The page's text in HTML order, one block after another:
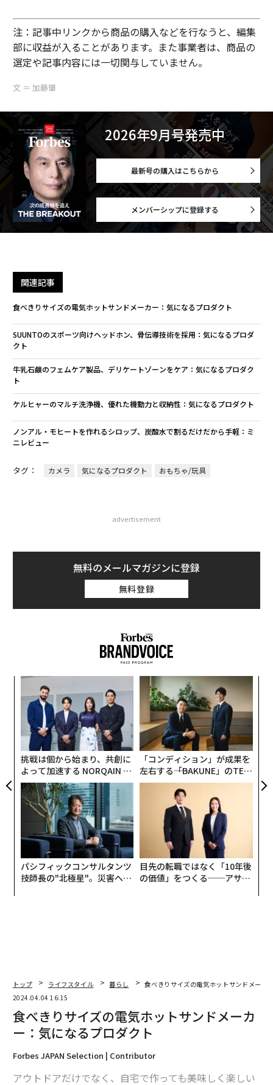
注：記事中リンクから商品の購入などを行なうと、編集
部に収益が入ることがあります。また事業者は、商品の
選定や記事内容には一切関与していません。
文 ＝ 加藤肇
2026年9月号発売中
最新号の購入はこちらから
メンバーシップに登録する
関連記事
食べきりサイズの電気ホットサンドメーカー：気になるプロダクト
SUUNTOのスポーツ向けヘッドホン、骨伝導技術を採用：気になるプロダ
クト
牛乳石鹸のフェムケア製品、デリケートゾーンをケア：気になるプロダク
ト
ケルヒャーのマルチ洗浄機、優れた機動力と収納性：気になるプロダクト
ノンアル・モヒートを作れるシロップ、炭酸水で割るだけだから手軽：ミ
ニレビュー
タグ： カメラ 気になるプロダクト おもちゃ/玩具
advertisement
無料のメールマガジンに登録
無料登録
挑戦は個から始まり、共創に
よって加速する NORQAIN JA
PAN 特別座談会
「コンディション」が成果を
左右する――「BAKUNE」のTEN
TIALが支える「挑戦者の明
パシフィックコンサルタンツ
技師長の"北極星"。災害への
目先の転職ではなく「10年後
の価値」をつくる──アサイ
トップ ライフスタイル 暮らし
食べきりサイズの電気ホットサンドメーカ
2024.04.04 16:15
食べきりサイズの電気ホットサンドメーカ
ー：気になるプロダクト
Forbes JAPAN Selection | Contributor
アウトドアだけでなく、自宅で作っても美味しく楽しい